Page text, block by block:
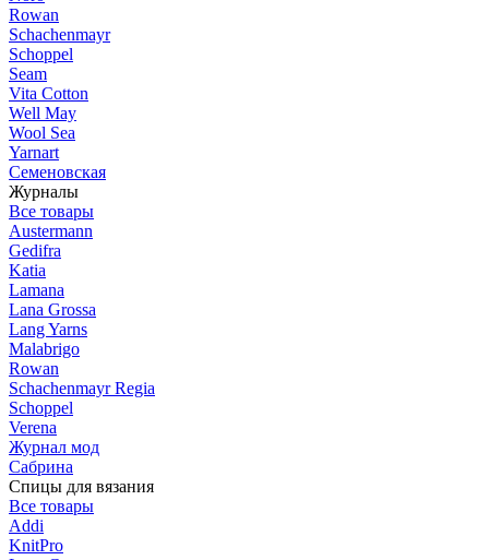
Rowan
Schachenmayr
Schoppel
Seam
Vita Cotton
Well May
Wool Sea
Yarnart
Семеновская
Журналы
Все товары
Austermann
Gedifra
Katia
Lamana
Lana Grossa
Lang Yarns
Malabrigo
Rowan
Schachenmayr Regia
Schoppel
Verena
Журнал мод
Сабрина
Спицы для вязания
Все товары
Addi
KnitPro